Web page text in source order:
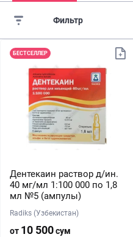
Фильтр
БЕСТСЕЛЛЕР
Дентекаин раствор д/ин.
40 мг/мл 1:100 000 по 1,8
мл №5 (ампулы)
Radiks (Узбекистан)
от 10 500сум